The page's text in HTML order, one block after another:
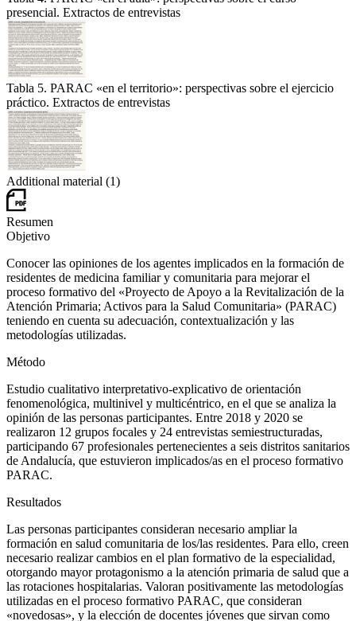
presencial. Extractos de entrevistas
Tabla 5. PARAC «en el territorio»: perspectivas sobre el ejercicio
práctico. Extractos de entrevistas
Additional material (1)
Resumen
Objetivo
Conocer las opiniones de los agentes implicados en la formación de
residentes de medicina familiar y comunitaria para mejorar el
proceso formativo del «Proyecto de Apoyo a la Revitalización de la
Atención Primaria; Activos para la Salud Comunitaria» (PARAC)
teniendo en cuenta su adecuación, contextualización y las
metodologías utilizadas.
Método
Estudio cualitativo interpretativo-explicativo de orientación
fenomenológica, multinivel y multicéntrico, en el que se analiza la
opinión de las personas participantes. Entre 2018 y 2020 se
realizaron 12 grupos focales y 24 entrevistas semiestructuradas,
participando 67 profesionales pertenecientes a seis distritos sanitarios
de Andalucía, que estuvieron implicados/as en el proceso formativo
PARAC.
Resultados
Las personas participantes consideran necesario ampliar la
formación en salud comunitaria de los/las residentes. Para ello, creen
necesario realizar cambios en el plan formativo de la especialidad,
otorgando mayor protagonismo a la atención primaria de salud que a
las rotaciones hospitalarias. Valoran positivamente las metodologías
utilizadas en el proceso formativo PARAC, que consideran
«novedosas», y la elección de docentes jóvenes que sirvan como